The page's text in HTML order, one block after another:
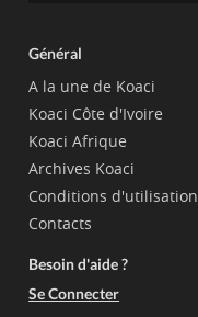
Général
A la une de Koaci
Koaci Côte d'Ivoire
Koaci Afrique
Archives Koaci
Conditions d'utilisation
Contacts
Besoin d'aide ?
Se Connecter